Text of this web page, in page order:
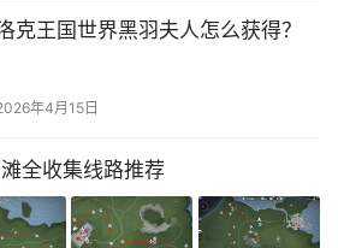
克王国世界黑羽夫人怎么获得？
年4月15日
全收集线路推荐